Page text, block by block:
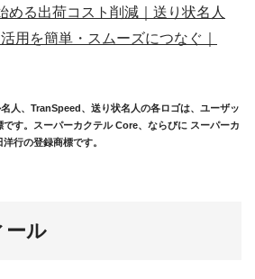
める出荷コスト削減｜送り状名人
用を簡単・スムーズにつなぐ｜
人、TranSpeed、送り状名人の各ロゴは、ユーザッ
す。スーパーカクテル Core、ならびに スーパーカ
行の登録商標です。
ール